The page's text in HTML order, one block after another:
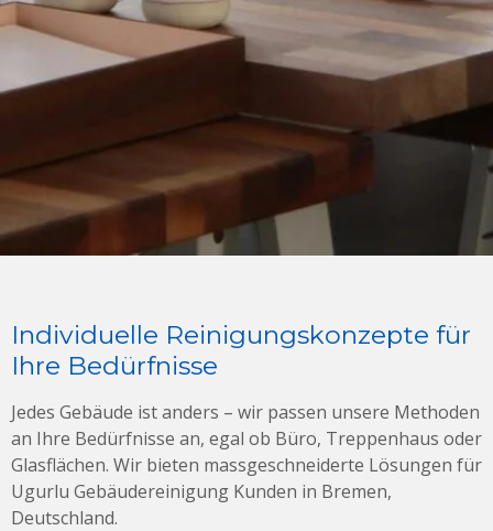
Individuelle Reinigungskonzepte für
Ihre Bedürfnisse
Jedes Gebäude ist anders – wir passen unsere Methoden
an Ihre Bedürfnisse an, egal ob Büro, Treppenhaus oder
Glasflächen. Wir bieten massgeschneiderte Lösungen für
Ugurlu Gebäudereinigung Kunden in Bremen,
Deutschland.